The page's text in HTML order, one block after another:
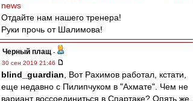
news
Отдайте нам нашего тренера!
Руки прочь от Шалимова!
Черный плащ -
30 сен 2019 21:46
blind_guardian , Вот Рахимов работал, кстати,
еще недавно с Пилипчуком в "Ахмате". Чем не
вариант воссоединиться в Спартаке? Опять же